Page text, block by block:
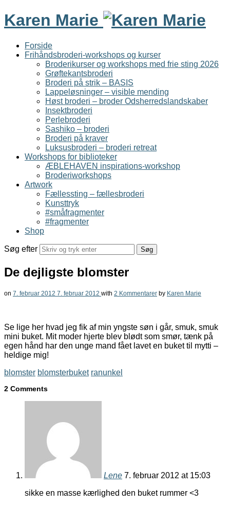
Karen Marie
Forside
Frihåndsbroderi-workshops og kurser
Broderikurser og workshops med frie sting 2026
Grøftekantsbroderi
Broderi på strik – BASIS
Lappeløsninger – visible mending
Høst broderi – broder Odsherredslandskaber
Insektbroderi
Perlebroderi
Sashiko – broderi
Broderi på kraver
Luksusbroderi – broderi retreat
Workshops for biblioteker
ÆBLEHAVEN inspirations-workshop
Broderiworkshops
Artwork
Fællessting – fællesbroderi
Kunsttryk
#småfragmenter
#fragmenter
Shop
Søg efter
De dejligste blomster
on 7. februar 2012 7. februar 2012 with 2 Kommentarer by Karen Marie
Se lige her hvad jeg fik af min yngste søn i går, smuk, smuk
mini buket. Mit moder hjerte blev blødt som smør, tænk på
egen hånd har den unge mand fået lavet en buket til mytti –
heldige mig!
blomster blomsterbuket ranunkel
2 Comments
Lene 7. februar 2012 at 15:03
sikke en masse kærlighed den buket rummer <3